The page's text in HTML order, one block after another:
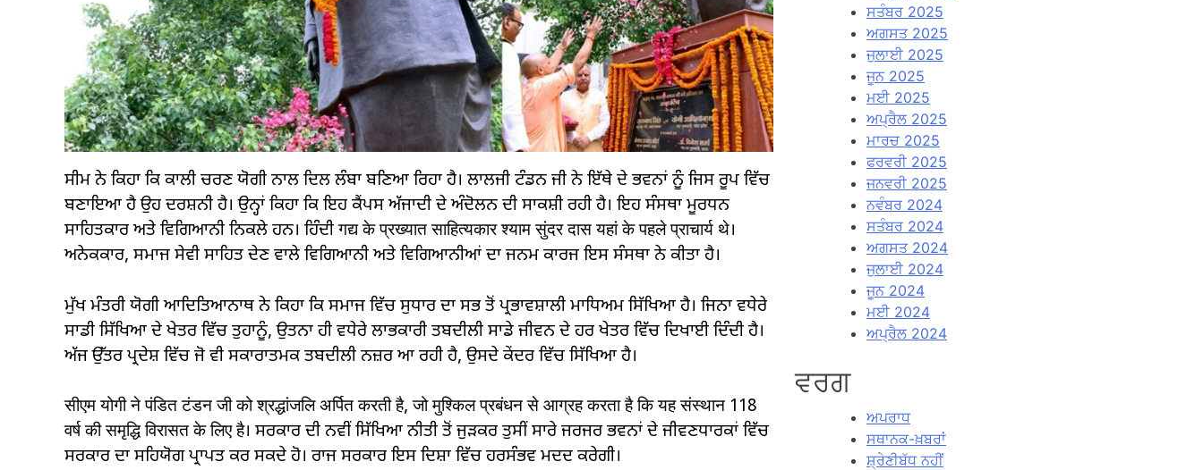
ਸੀਮ ਨੇ ਕਿਹਾ ਕਿ ਕਾਲੀ ਚਰਣ ਯੋਗੀ ਨਾਲ ਦਿਲ ਲੰਬਾ ਬਣਿਆ ਰਿਹਾ ਹੈ। ਲਾਲਜੀ ਟੰਡਨ ਜੀ ਨੇ ਇੱਥੇ ਦੇ ਭਵਨਾਂ ਨੂੰ ਜਿਸ ਰੂਪ ਵਿੱਚ
ਬਣਾਇਆ ਹੈ ਉਹ ਦਰਸ਼ਨੀ ਹੈ। ਉਨ੍ਹਾਂ ਕਿਹਾ ਕਿ ਇਹ ਕੈੰਪਸ ਅੱਜਾਦੀ ਦੇ ਅੰਦੋਲਨ ਦੀ ਸਾਕਸ਼ੀ ਰਹੀ ਹੈ। ਇਹ ਸੰਸਥਾ ਮੂਰਧਨ
ਸਾਹਿਤਕਾਰ ਅਤੇ ਵਿਗਿਆਨੀ ਨਿਕਲੇ ਹਨ। ਹਿੰਦੀ गद्य के प्रख्यात साहित्यकार श्याम सुंदर दास यहां के पहले प्राचार्य थे।
ਅਨੇਕਕਾਰ, ਸਮਾਜ ਸੇਵੀ ਸਾਹਿਤ ਦੇਣ ਵਾਲੇ ਵਿਗਿਆਨੀ ਅਤੇ ਵਿਗਿਆਨੀਆਂ ਦਾ ਜਨਮ ਕਾਰਜ ਇਸ ਸੰਸਥਾ ਨੇ ਕੀਤਾ ਹੈ।
ਮੁੱਖ ਮੰਤਰੀ ਯੋਗੀ ਆਦਿਤਿਆਨਾਥ ਨੇ ਕਿਹਾ ਕਿ ਸਮਾਜ ਵਿੱਚ ਸੁਧਾਰ ਦਾ ਸਭ ਤੋਂ ਪ੍ਰਭਾਵਸ਼ਾਲੀ ਮਾਧਿਅਮ ਸਿੱਖਿਆ ਹੈ। ਜਿਨਾ ਵਧੇਰੇ
ਸਾਡੀ ਸਿੱਖਿਆ ਦੇ ਖੇਤਰ ਵਿੱਚ ਤੁਹਾਨੂੰ, ਉਤਨਾ ਹੀ ਵਧੇਰੇ ਲਾਭਕਾਰੀ ਤਬਦੀਲੀ ਸਾਡੇ ਜੀਵਨ ਦੇ ਹਰ ਖੇਤਰ ਵਿੱਚ ਦਿਖਾਈ ਦਿੰਦੀ ਹੈ।
ਅੱਜ ਉੱਤਰ ਪ੍ਰਦੇਸ਼ ਵਿੱਚ ਜੋ ਵੀ ਸਕਾਰਾਤਮਕ ਤਬਦੀਲੀ ਨਜ਼ਰ ਆ ਰਹੀ ਹੈ, ਉਸਦੇ ਕੇਂਦਰ ਵਿੱਚ ਸਿੱਖਿਆ ਹੈ।
सीएम योगी ने पंडित टंडन जी को श्रद्धांजलि अर्पित करती है, जो मुश्किल प्रबंधन से आग्रह करता है कि यह संस्थान 118
वर्ष की समृद्धि विरासत के लिए है। ਸਰਕਾਰ ਦੀ ਨਵੀਂ ਸਿੱਖਿਆ ਨੀਤੀ ਤੋਂ ਜੁੜਕਰ ਤੁਸੀਂ ਸਾਰੇ ਜਰਜਰ ਭਵਨਾਂ ਦੇ ਜੀਵਣਧਾਰਕਾਂ ਵਿੱਚ
ਸਰਕਾਰ ਦਾ ਸਹਿਯੋਗ ਪ੍ਰਾਪਤ ਕਰ ਸਕਦੇ ਹੋ। ਰਾਜ ਸਰਕਾਰ ਇਸ ਦਿਸ਼ਾ ਵਿੱਚ ਹਰਸੰਭਵ ਮਦਦ ਕਰੇਗੀ।
ਸਤੰਬਰ 2025
ਅਗਸਤ 2025
ਜੁਲਾਈ 2025
ਜੂਨ 2025
ਮਈ 2025
ਅਪ੍ਰੈਲ 2025
ਮਾਰਚ 2025
ਫਰਵਰੀ 2025
ਜਨਵਰੀ 2025
ਨਵੰਬਰ 2024
ਸਤੰਬਰ 2024
ਅਗਸਤ 2024
ਜੁਲਾਈ 2024
ਜੂਨ 2024
ਮਈ 2024
ਅਪ੍ਰੈਲ 2024
ਵਰਗ
ਅਪਰਾਧ
ਸਥਾਨਕ-ਖ਼ਬਰਾਂ
ਸ਼੍ਰੇਣੀਬੱਧ ਨਹੀਂ